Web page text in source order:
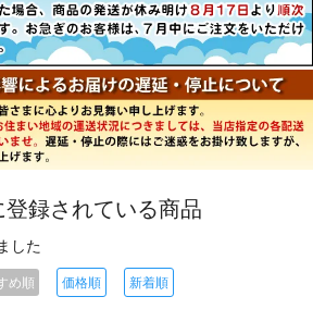
登録されている商品
した
め順 価格順 新着順